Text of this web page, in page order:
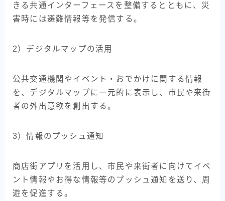
きる共通インターフェースを整備するとともに、災
害時には避難情報等を発信する。
2）デジタルマップの活用
公共交通機関やイベント・おでかけに関する情報
を、デジタルマップに一元的に表示し、市民や来街
者の外出意欲を創出する。
3）情報のプッシュ通知
商店街アプリを活用し、市民や来街者に向けてイベ
ント情報やお得な情報等のプッシュ通知を送り、周
遊を促進する。